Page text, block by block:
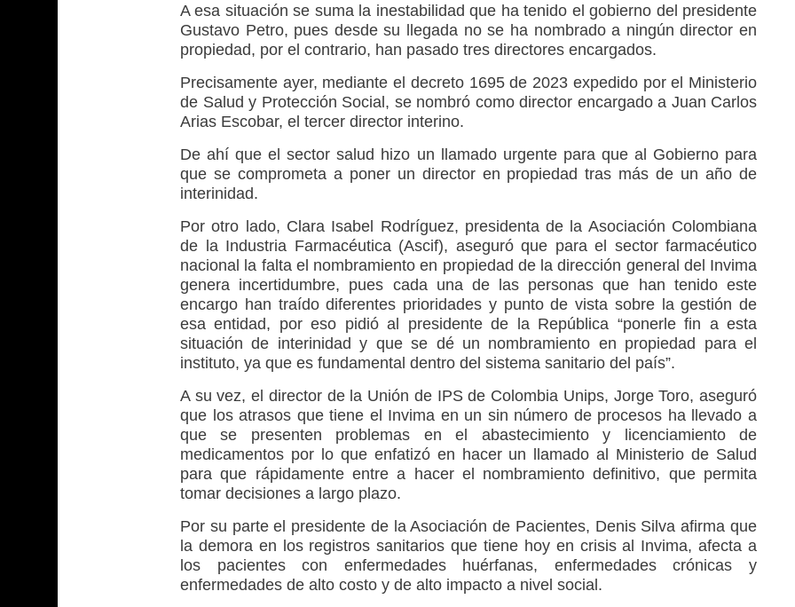
A esa situación se suma la inestabilidad que ha tenido el gobierno del presidente
Gustavo Petro, pues desde su llegada no se ha nombrado a ningún director en
propiedad, por el contrario, han pasado tres directores encargados.
Precisamente ayer, mediante el decreto 1695 de 2023 expedido por el Ministerio
de Salud y Protección Social, se nombró como director encargado a Juan Carlos
Arias Escobar, el tercer director interino.
De ahí que el sector salud hizo un llamado urgente para que al Gobierno para
que se comprometa a poner un director en propiedad tras más de un año de
interinidad.
Por otro lado, Clara Isabel Rodríguez, presidenta de la Asociación Colombiana
de la Industria Farmacéutica (Ascif), aseguró que para el sector farmacéutico
nacional la falta el nombramiento en propiedad de la dirección general del Invima
genera incertidumbre, pues cada una de las personas que han tenido este
encargo han traído diferentes prioridades y punto de vista sobre la gestión de
esa entidad, por eso pidió al presidente de la República “ponerle fin a esta
situación de interinidad y que se dé un nombramiento en propiedad para el
instituto, ya que es fundamental dentro del sistema sanitario del país”.
A su vez, el director de la Unión de IPS de Colombia Unips, Jorge Toro, aseguró
que los atrasos que tiene el Invima en un sin número de procesos ha llevado a
que se presenten problemas en el abastecimiento y licenciamiento de
medicamentos por lo que enfatizó en hacer un llamado al Ministerio de Salud
para que rápidamente entre a hacer el nombramiento definitivo, que permita
tomar decisiones a largo plazo.
Por su parte el presidente de la Asociación de Pacientes, Denis Silva afirma que
la demora en los registros sanitarios que tiene hoy en crisis al Invima, afecta a
los pacientes con enfermedades huérfanas, enfermedades crónicas y
enfermedades de alto costo y de alto impacto a nivel social.